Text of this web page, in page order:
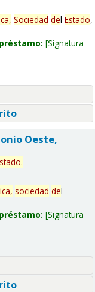
Sociedad del Estado,
Signatura
Oeste,
.
sociedad del
Signatura